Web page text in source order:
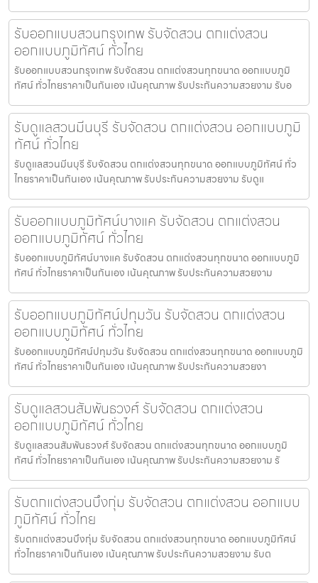
รับออกแบบสวนกรุงเทพ รับจัดสวน ตกแต่งสวน
ออกแบบภูมิทัศน์ ทั่วไทย
รับออกแบบสวนกรุงเทพ รับจัดสวน ตกแต่งสวนทุกขนาด ออกแบบภูมิ
ทัศน์ ทั่วไทยราคาเป็นกันเอง เน้นคุณภาพ รับประกันความสวยงาม รับอ
รับดูแลสวนมีนบุรี รับจัดสวน ตกแต่งสวน ออกแบบภูมิ
ทัศน์ ทั่วไทย
รับดูแลสวนมีนบุรี รับจัดสวน ตกแต่งสวนทุกขนาด ออกแบบภูมิทัศน์ ทั่ว
ไทยราคาเป็นกันเอง เน้นคุณภาพ รับประกันความสวยงาม รับดูแ
รับออกแบบภูมิทัศน์บางแค รับจัดสวน ตกแต่งสวน
ออกแบบภูมิทัศน์ ทั่วไทย
รับออกแบบภูมิทัศน์บางแค รับจัดสวน ตกแต่งสวนทุกขนาด ออกแบบภูมิ
ทัศน์ ทั่วไทยราคาเป็นกันเอง เน้นคุณภาพ รับประกันความสวยงาม
รับออกแบบภูมิทัศน์ปทุมวัน รับจัดสวน ตกแต่งสวน
ออกแบบภูมิทัศน์ ทั่วไทย
รับออกแบบภูมิทัศน์ปทุมวัน รับจัดสวน ตกแต่งสวนทุกขนาด ออกแบบภูมิ
ทัศน์ ทั่วไทยราคาเป็นกันเอง เน้นคุณภาพ รับประกันความสวยงา
รับดูแลสวนสัมพันธวงศ์ รับจัดสวน ตกแต่งสวน
ออกแบบภูมิทัศน์ ทั่วไทย
รับดูแลสวนสัมพันธวงศ์ รับจัดสวน ตกแต่งสวนทุกขนาด ออกแบบภูมิ
ทัศน์ ทั่วไทยราคาเป็นกันเอง เน้นคุณภาพ รับประกันความสวยงาม รั
รับตกแต่งสวนบึงกุ่ม รับจัดสวน ตกแต่งสวน ออกแบบ
ภูมิทัศน์ ทั่วไทย
รับตกแต่งสวนบึงกุ่ม รับจัดสวน ตกแต่งสวนทุกขนาด ออกแบบภูมิทัศน์
ทั่วไทยราคาเป็นกันเอง เน้นคุณภาพ รับประกันความสวยงาม รับต